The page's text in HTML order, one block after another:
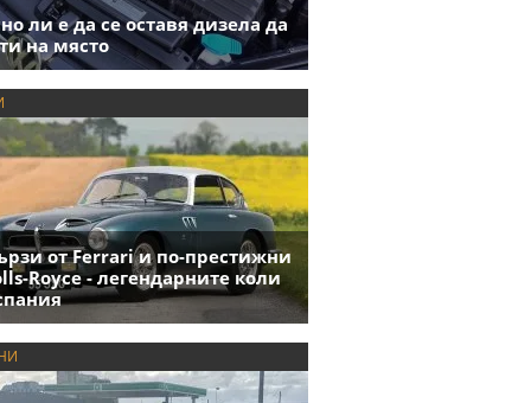
ли е да се оставя дизела да
на място
от Ferrari и по-престижни
Royce - легендарните коли